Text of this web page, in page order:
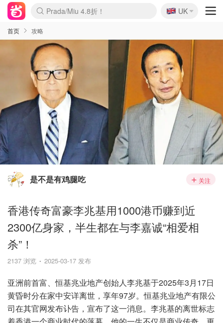
Prada/Miu 4.8折！
🇬🇧
UK
首页 攻略
是不是有鸡腿吃 关注
香港传奇富豪李兆基用1000港币赚到近
2300亿身家，半生都在与李嘉诚“相爱相
杀”！
2137 浏览 2025-03-17 发布
亚洲前首富、恒基兆业地产创始人李兆基于2025年3月17日
黄昏时分在家中安详离世，享年97岁。恒基兆业地产有限公
司在其官网发布讣告，宣布了这一消息。李兆基的离世标志